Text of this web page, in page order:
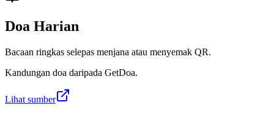
Doa Harian
Bacaan ringkas selepas menjana atau menyemak QR.
Kandungan doa daripada GetDoa.
Lihat sumber